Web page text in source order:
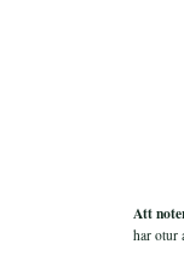
Att
har otur